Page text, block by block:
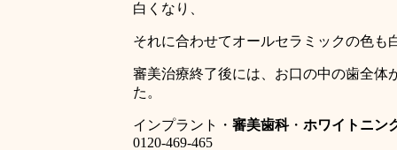
白くなり、
それに合わせてオールセラミックの色も
審美治療終了後には、お口の中の歯全体
た。
インプラント・ 審美歯科・ ホワイトニン
0120-469-465